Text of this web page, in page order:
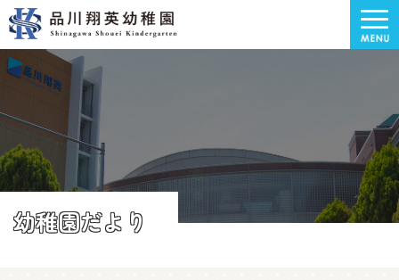
幼稚園だより